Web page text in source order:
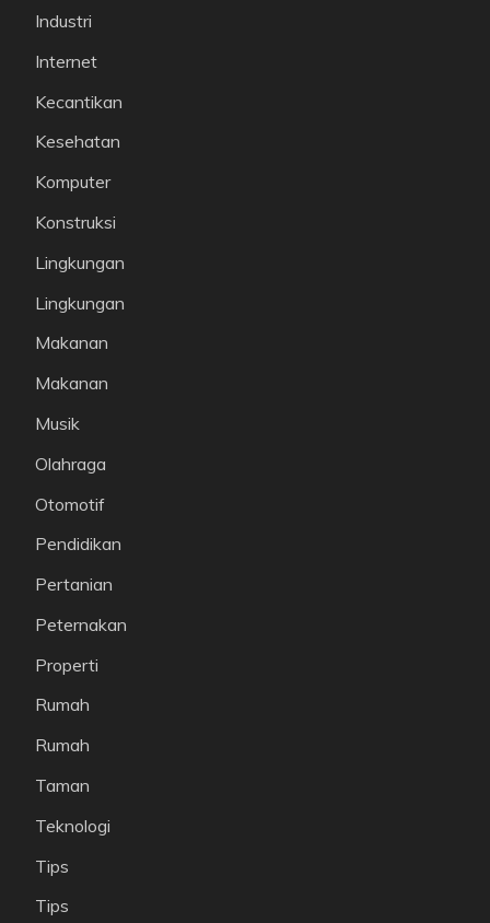
Industri
Internet
Kecantikan
Kesehatan
Komputer
Konstruksi
Lingkungan
Lingkungan
Makanan
Makanan
Musik
Olahraga
Otomotif
Pendidikan
Pertanian
Peternakan
Properti
Rumah
Rumah
Taman
Teknologi
Tips
Tips